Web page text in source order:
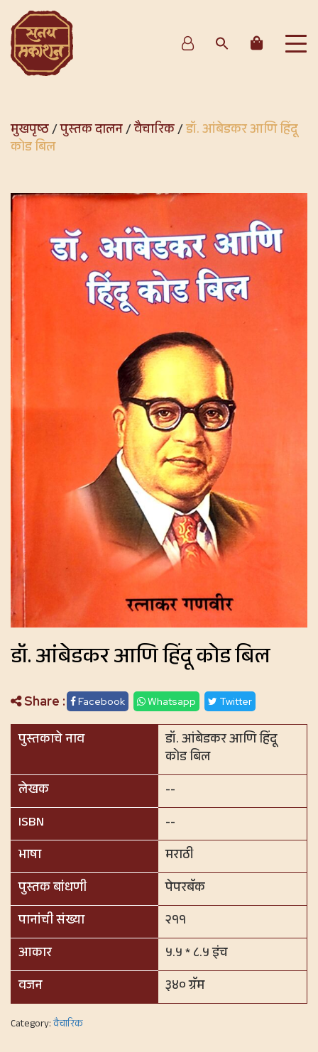
मुखपृष्ठ/पुस्तक दालन/वैचारिक/डॉ. आंबेडकर आणि हिंदू
कोड बिल
डॉ. आंबेडकर आणि हिंदू कोड बिल
Share : Facebook Whatsapp Twitter
पुस्तकाचे नाव
डॉ. आंबेडकर आणि हिंदू
कोड बिल
लेखक
--
ISBN
--
भाषा
मराठी
पुस्तक बांधणी
पेपरबॅक
पानांची संख्या
२११
आकार
५.५ * ८.५ इंच
वजन
३४० ग्रॅम
Category:वैचारिक